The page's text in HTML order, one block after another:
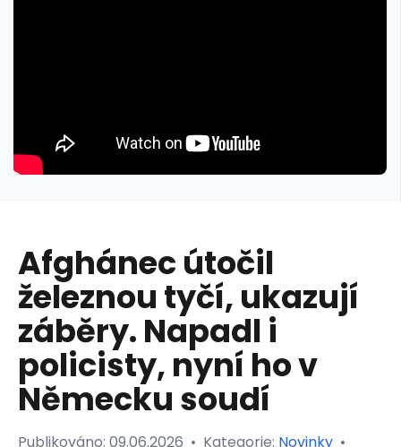
Afghánec útočil
železnou tyčí, ukazují
záběry. Napadl i
policisty, nyní ho v
Německu soudí
Publikováno: 09.06.2026 • Kategorie: Novinky •